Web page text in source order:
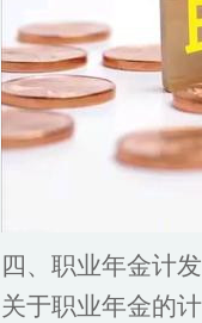
四、职业年金计
关于职业年金的